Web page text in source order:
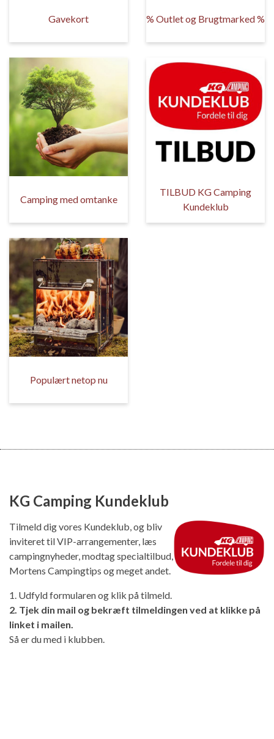
Gavekort % Outlet og Brugtmarked %
Camping med omtanke
TILBUD KG Camping
Kundeklub
Populært netop nu
KG Camping Kundeklub
Tilmeld dig vores Kundeklub, og bliv
inviteret til VIP-arrangementer, læs
campingnyheder, modtag specialtilbud,
Mortens Campingtips og meget andet.
1. Udfyld formularen og klik på tilmeld.
2. Tjek din mail og bekræft tilmeldingen ved at klikke på
linket i mailen.
Så er du med i klubben.